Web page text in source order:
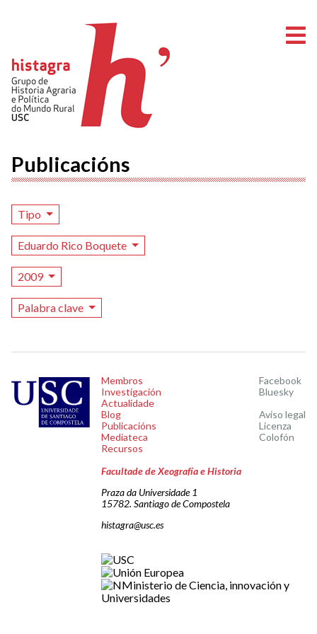
Publicacións
Tipo
Eduardo Rico Boquete
2009
Palabra clave
Membros
Investigación
Actualidade
Blog
Publicacións
Mediateca
Recursos
Facebook
Bluesky
Aviso legal
Licenza
Colofón
Facultade de Xeografía e Historia
Praza da Universidade 1
15782. Santiago de Compostela
histagra@usc.es